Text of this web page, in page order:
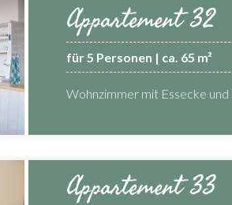
Appartement 32
für 5 Personen | ca. 65 m²
Wohnzimmer mit Essecke
Appartement 33